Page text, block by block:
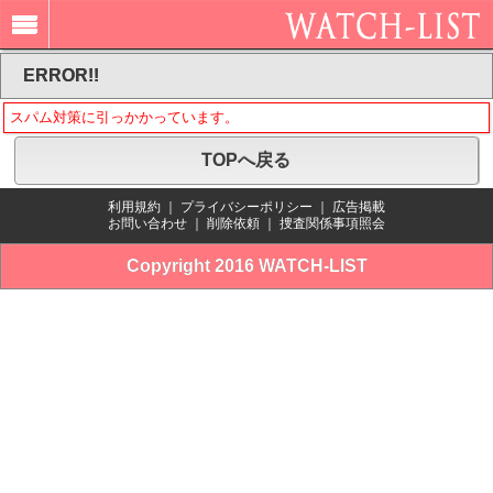
ERROR!!
スパム対策に引っかかっています。
TOPへ戻る
利用規約 プライバシーポリシー
広告掲載
お問い合わせ
削除依頼 捜査関係事項照会
Copyright 2016 WATCH-LIST